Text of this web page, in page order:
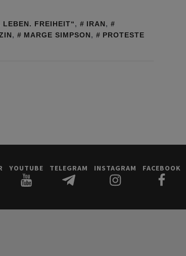
LEBEN. FREIHEIT“, IRAN,
, MARGE SIMPSON, PROTESTE
YOUTUBE TELEGRAM INSTAGRAM FACEBOOK